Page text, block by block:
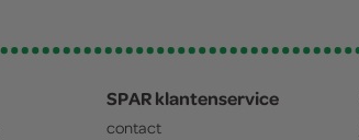
SPAR klantenservice
contact